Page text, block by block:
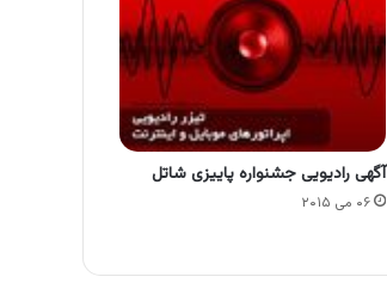
آگهی رادیویی جشنواره پاییزی شاتل
۰۶ می ۲۰۱۵